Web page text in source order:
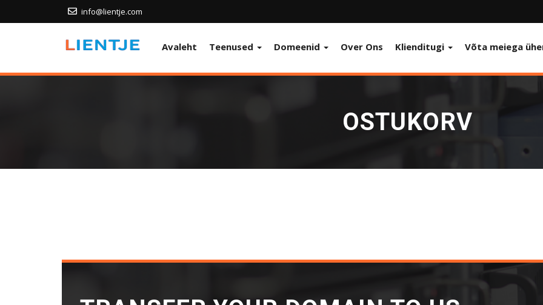
info@lientje.com
Avaleht Teenused Domeenid Over Ons Klienditugi Võta meiega
OSTUKORV